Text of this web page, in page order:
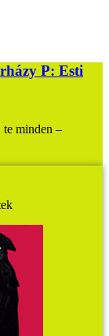
P: Esti
minden –